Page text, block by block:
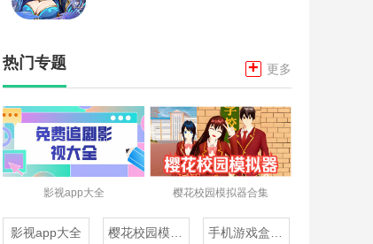
热门专题 + 更多
影视app大全 樱花校园模拟器合集
影视app大全